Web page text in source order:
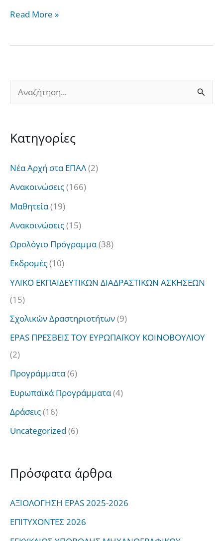
Read More »
ζ
σ
η
γ
ι
α
:
Kατηγορίες
Νέα Αρχή στα ΕΠΑΛ(2)
Ανακοινώσεις(166)
Μαθητεία(19)
Ανακοινώσεις(15)
Ωρολόγιο Πρόγραμμα(38)
Εκδρομές(10)
ΥΛΙΚΟ ΕΚΠΑΙΔΕΥΤΙΚΩΝ ΔΙΑΔΡΑΣΤΙΚΩΝ ΑΣΚΗΣΕΩΝ
(15)
Σχολικών Δραστηριοτήτων(9)
EPAS ΠΡΕΣΒΕΙΣ ΤΟΥ ΕΥΡΩΠΑΪΚΟΥ ΚΟΙΝΟΒΟΥΛΙΟΥ
(2)
Προγράμματα(6)
Ευρωπαϊκά Προγράμματα(4)
Δράσεις(16)
Uncategorized (6)
Πρόσφατα άρθρα
ΑΞΙΟΛΟΓΗΣΗ EPAS 2025-2026
ΕΠΙΤΥΧΟΝΤΕΣ 2026